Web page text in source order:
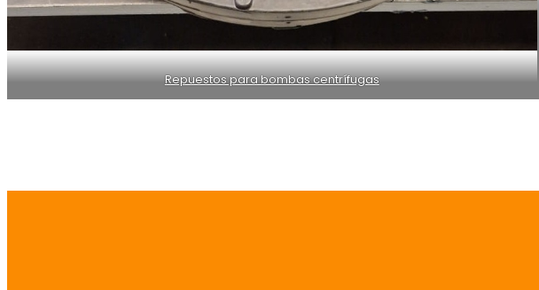
Repuestos para bombas centrífugas